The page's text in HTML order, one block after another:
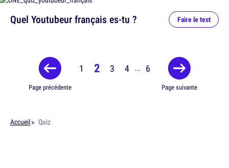
Quel Youtubeur français es-tu ? Faire le test
Page précédente
1 2 3 4 ... 6
Page suivante
Accueil Quiz